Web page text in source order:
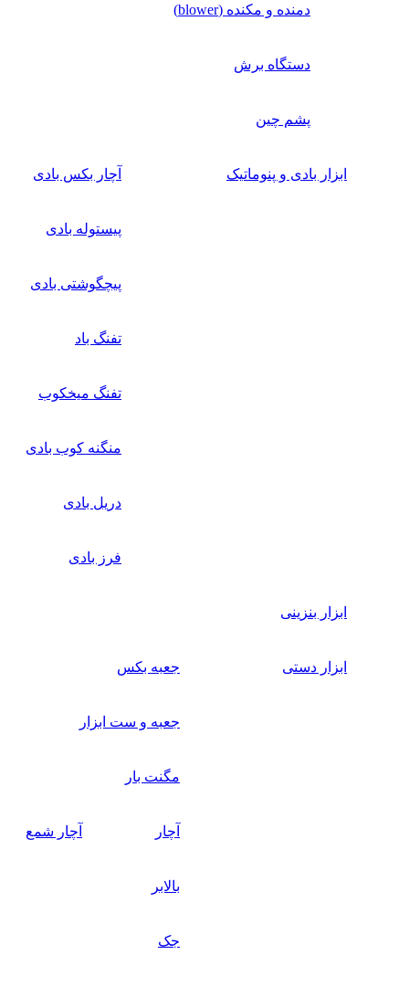
دمنده و مکنده (blower)
دستگاه برش
پشم چین
ابزار بادی و پنوماتیک آچار بکس بادی
پیستوله بادی
پیچگوشتی بادی
تفنگ باد
تفنگ میخکوب
منگنه کوب بادی
دریل بادی
فرز بادی
ابزار بنزینی
ابزار دستی جعبه بکس
جعبه و ست ابزار
مگنت بار
آچار آچار شمع
بالابر
جک